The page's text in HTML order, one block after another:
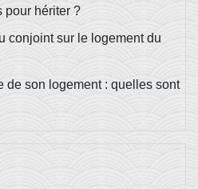
pour hériter ?
conjoint sur le logement du
de son logement : quelles sont